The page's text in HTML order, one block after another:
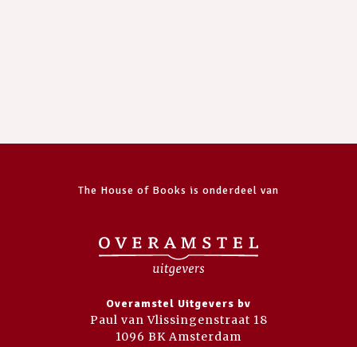
The House of Books is onderdeel van
Overamstel Uitgevers bv
Paul van Vlissingenstraat 18
1096 BK Amsterdam